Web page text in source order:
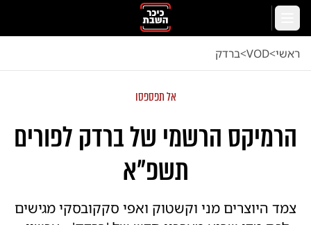
דלג לתוכן הראשי
ראשי<
VOD
<ברדק
אל תפספסו
הרמיקס הרשמי של ברדק לפורים
תשפ"א
צמד היוצרים מני וקשטוק ואפי סקקובסקי מגישים